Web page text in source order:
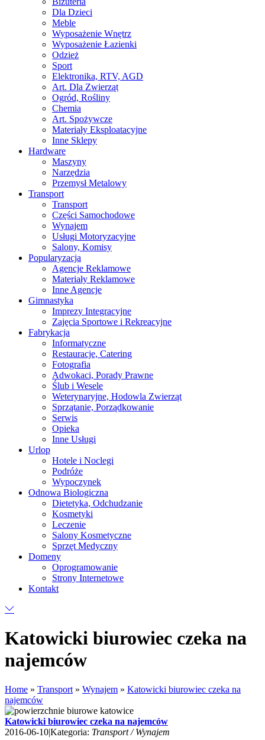
Dla Dzieci
Meble
Wyposażenie Wnętrz
Wyposażenie Łazienki
Odzież
Sport
Elektronika, RTV, AGD
Art. Dla Zwierząt
Ogród, Rośliny
Chemia
Art. Spożywcze
Materiały Eksploatacyjne
Inne Sklepy
Hardware
Maszyny
Narzędzia
Przemysł Metalowy
Transport
Transport
Części Samochodowe
Wynajem
Usługi Motoryzacyjne
Salony, Komisy
Popularyzacja
Agencje Reklamowe
Materiały Reklamowe
Inne Agencje
Gimnastyka
Imprezy Integracyjne
Zajęcia Sportowe i Rekreacyjne
Fabrykacja
Informatyczne
Restauracje, Catering
Fotografia
Adwokaci, Porady Prawne
Ślub i Wesele
Weterynaryjne, Hodowla Zwierząt
Sprzątanie, Porządkowanie
Serwis
Opieka
Inne Usługi
Urlop
Hotele i Noclegi
Podróże
Wypoczynek
Odnowa Biologiczna
Dietetyka, Odchudzanie
Kosmetyki
Leczenie
Salony Kosmetyczne
Sprzęt Medyczny
Domeny
Oprogramowanie
Strony Internetowe
Kontakt
Katowicki biurowiec czeka na
najemców
Home » Transport » Wynajem » Katowicki biurowiec czeka na
najemców
Katowicki biurowiec czeka na najemców
2016-06-10|Kategoria: Transport / Wynajem